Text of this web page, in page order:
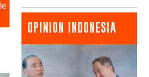
OPINION INDONESIA